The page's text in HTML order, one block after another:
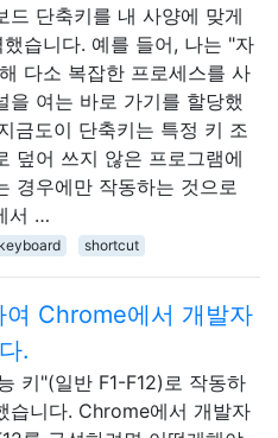
드 단축키를 내 사양에 맞게
습니다. 예를 들어, 나는 "자
다소 복잡한 프로세스를 사
을 여는 바로 가기를 할당했
금도이 단축키는 특정 키 조
덮어 쓰지 않은 프로그램에
경우에만 작동하는 것으로
서 …
keyboard shortcut
여 Chrome에서 개발자
.
키"(일반 F1-F12)로 작동하
습니다. Chrome에서 개발자